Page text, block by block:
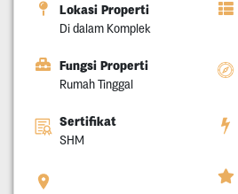
Lokasi Properti
Di dalam Komplek
Fungsi Properti
Rumah Tinggal
Sertifikat
SHM